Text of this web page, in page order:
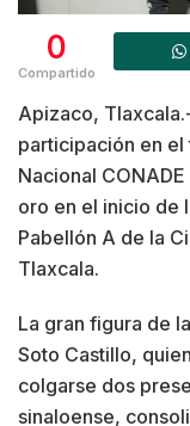
0
Compartido
Apizaco,
participación en
Nacional
oro en el inicio de
Pabellón A de la
Tlaxcala.
La gran figura de
Soto Castillo,
colgarse dos
sinaloense,